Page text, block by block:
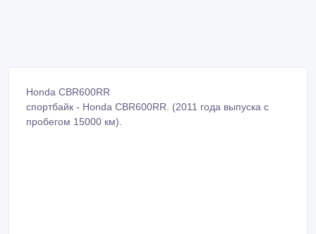
Honda CBR600RR
спортбайк - Honda CBR600RR. (2011 года выпуска с
пробегом 15000 км).